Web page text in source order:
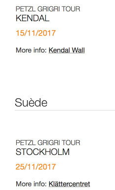
Suède